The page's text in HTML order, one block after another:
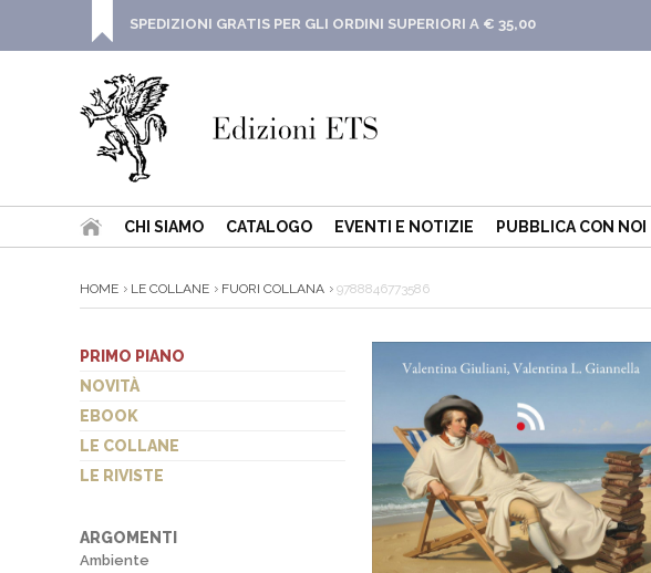
SPEDIZIONI GRATIS PER GLI ORDINI SUPERIORI A € 35,00
CHI SIAMO CATALOGO EVENTI E NOTIZIE PUBBLICA CON NOI
HOME LE COLLANE FUORI COLLANA 9788846773586
PRIMO PIANO
NOVITÀ
EBOOK
LE COLLANE
LE RIVISTE
ARGOMENTI
Ambiente